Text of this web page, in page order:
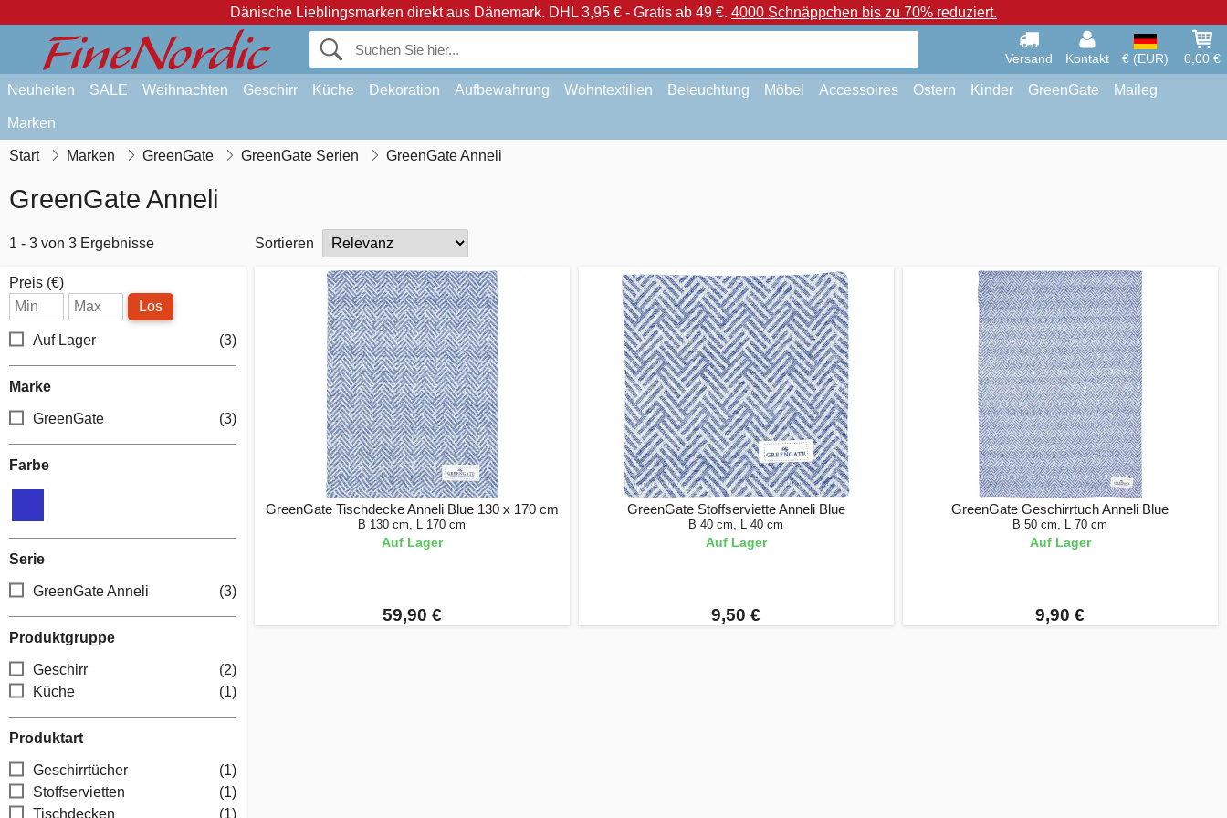
Dänische Lieblingsmarken direkt aus Dänemark. DHL 3,95 € - Gratis ab 49 €. 4000 Schnäppchen bis zu 70% reduziert.
Versand Kontakt € (EUR) 0,00 €
Neuheiten SALE Weihnachten Geschirr Küche Dekoration Aufbewahrung Wohntextilien Beleuchtung Möbel Accessoires Ostern Kinder GreenGate Maileg
Marken
Start Marken GreenGate GreenGate Serien GreenGate Anneli
GreenGate Anneli
1 - 3 von 3 Ergebnisse Sortieren
Preis (€)
Los
Auf Lager (3)
Marke
GreenGate (3)
Farbe
Serie
GreenGate Anneli (3)
Produktgruppe
Geschirr
(2)
Küche
(1)
Produktart
Geschirrtücher
(1)
Stoffservietten
(1)
Tischdecken
(1)
GreenGate Tischdecke Anneli Blue 130 x 170 cm
B 130 cm, L 170 cm
Auf Lager
59,90 €
GreenGate Stoffserviette Anneli Blue
B 40 cm, L 40 cm
Auf Lager
9,50 €
GreenGate Geschirrtuch Anneli Blue
B 50 cm, L 70 cm
Auf Lager
9,90 €